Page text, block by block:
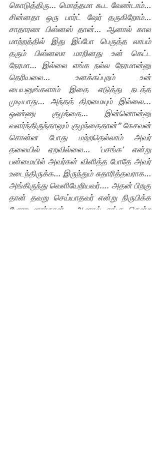
கொடுத்திரு… மொத்தமா கூட வேண்டாம்…
சின்னதா ஒரு பார்ட் ஷேர் தருகிறோம்…
சாதாரண பிஸ்னஸ் தான்… ஆனால் கால
மாற்றத்தில் இது இப்போ பெருத்த லாபம்
தரும் பிஸ்னஸா மாறினது உன் கெட்ட
நேரமா… இல்லை எங்க நல்ல நேரமான்னு
தெரியலை… உனக்கப்புறம் உன்
பையனுங்களாம் இதை எடுத்து நடத்த
முடியாது… அந்தத் திறமையும் இல்லை...
ஒண்ணு குழந்தை… இன்னொன்னு
வளர்ந்திருந்தாலும் குழந்தைதான்” கேசவன்
சொன்ன போது மற்றதெல்லாம் அவர்
தலையில் ஏறவில்லை… 'பசங்க' என்று
பன்மையில் அவர்கள் விளித்த போதே அவர்
உடைந்திருக்க… இருந்தும் சுதாரித்தவராக…
அங்கிருந்து வெளியேறியவர்…. அதன் பிறகு
தான் தவறு செய்யாதவர் என்று நிருபிக்க
போராடினார்தான்… ஆனால் எங்கு சென்ற